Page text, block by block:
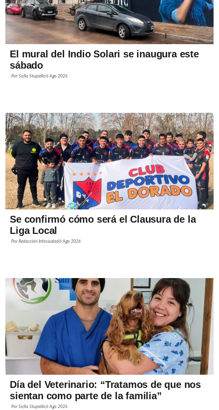
El mural del Indio Solari se inaugura este
sábado
PorSofía Stupiello6 Ago 2026
Se confirmó cómo será el Clausura de la
Liga Local
PorRedacción Infociudad6 Ago 2026
Día del Veterinario: “Tratamos de que nos
sientan como parte de la familia”
PorSofía Stupiello6 Ago 2026